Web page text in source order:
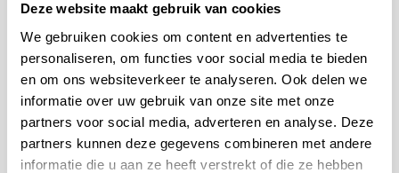
Deze website maakt gebruik van cookies
We gebruiken cookies om content en advertenties te
personaliseren, om functies voor social media te bieden
en om ons websiteverkeer te analyseren. Ook delen we
informatie over uw gebruik van onze site met onze
partners voor social media, adverteren en analyse. Deze
partners kunnen deze gegevens combineren met andere
informatie die u aan ze heeft verstrekt of die ze hebben
bespreken?
Wilt u ook iedere dag genieten van een luxe badkamer?
Neem contact met ons op voor een intake gesprek.
+31 10 28 575 85
projects@stonecompany.nl